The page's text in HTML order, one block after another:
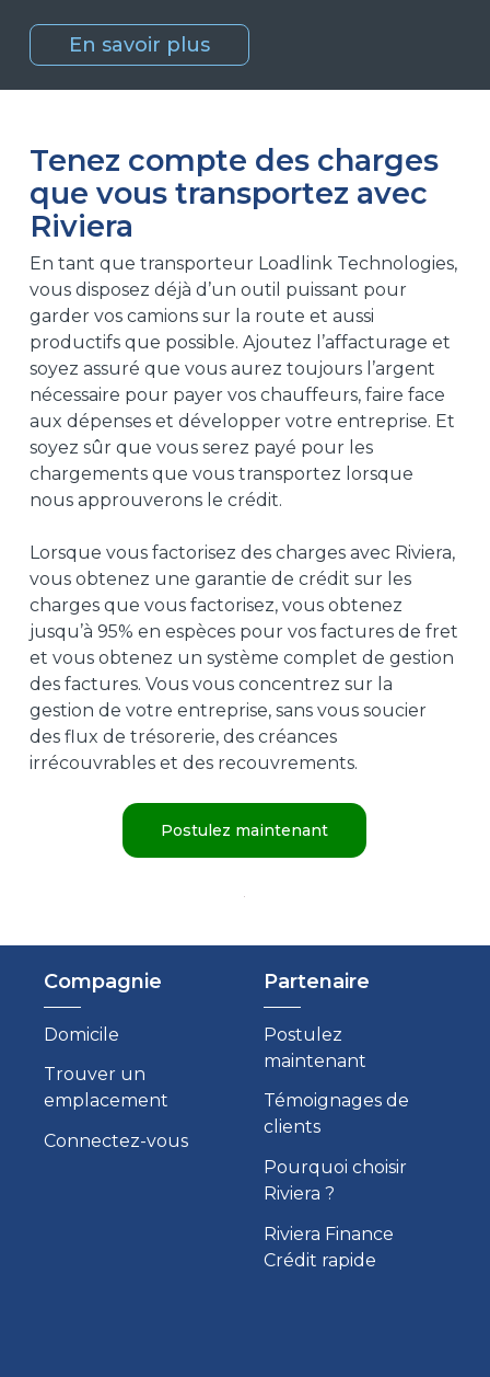
En savoir plus
Tenez compte des charges
que vous transportez avec
Riviera
En tant que transporteur Loadlink Technologies,
vous disposez déjà d’un outil puissant pour
garder vos camions sur la route et aussi
productifs que possible. Ajoutez l’affacturage et
soyez assuré que vous aurez toujours l’argent
nécessaire pour payer vos chauffeurs, faire face
aux dépenses et développer votre entreprise. Et
soyez sûr que vous serez payé pour les
chargements que vous transportez lorsque
nous approuverons le crédit.
Lorsque vous factorisez des charges avec Riviera,
vous obtenez une garantie de crédit sur les
charges que vous factorisez, vous obtenez
jusqu’à 95% en espèces pour vos factures de fret
et vous obtenez un système complet de gestion
des factures. Vous vous concentrez sur la
gestion de votre entreprise, sans vous soucier
des flux de trésorerie, des créances
irrécouvrables et des recouvrements.
Postulez maintenant
Compagnie
Domicile
Trouver un
emplacement
Connectez-vous
Partenaire
Postulez
maintenant
Témoignages de
clients
Pourquoi choisir
Riviera ?
Riviera Finance
Crédit rapide